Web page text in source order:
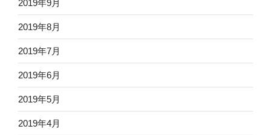
2019年9月
2019年8月
2019年7月
2019年6月
2019年5月
2019年4月